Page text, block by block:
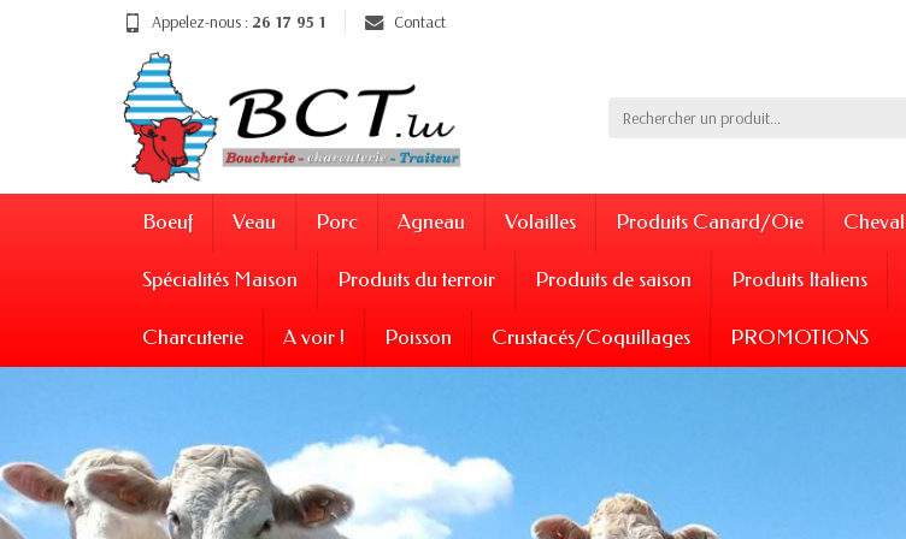
Appelez-nous : 26 17 95 1 Contact
Boeuf Veau Porc Agneau Volailles Produits Canard/Oie Cheval
Spécialités Maison Produits du terroir Produits de saison Produits Italiens
Charcuterie A voir ! Poisson Crustacés/Coquillages PROMOTIONS